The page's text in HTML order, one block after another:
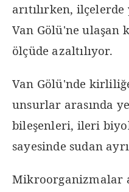
arıtılırken,
Van Gölü'ne
ölçüde azaltılıyor.
Van Gölü'nde
unsurlar arasında
bileşenleri, ileri
sayesinde sudan
Mikroorganizmalar